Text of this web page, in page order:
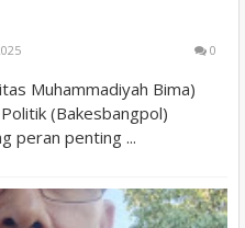
0
Muhammadiyah Bima)
(Bakesbangpol)
peran penting ...